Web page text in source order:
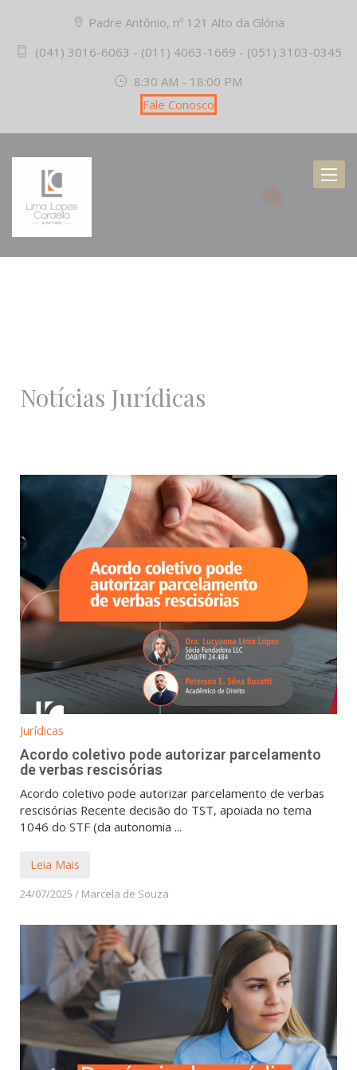
Padre Antônio, nº 121 Alto da Glória
(041) 3016-6063 - (011) 4063-1669 - (051) 3103-0345
8:30 AM - 18:00 PM
Fale Conosco
Notícias Jurídicas
Jurídicas
Acordo coletivo pode autorizar parcelamento
de verbas rescisórias
Acordo coletivo pode autorizar parcelamento de verbas
rescisórias Recente decisão do TST, apoiada no tema
1046 do STF (da autonomia ...
Leia Mais
24/07/2025 / Marcela de Souza